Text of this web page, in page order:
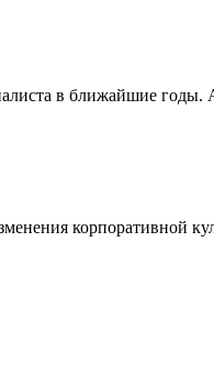
в ближайшие
корпоративной